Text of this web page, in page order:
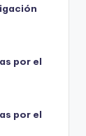
por el
por el